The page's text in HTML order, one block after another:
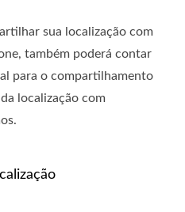
sua localização com
também poderá contar
para o compartilhamento
localização com